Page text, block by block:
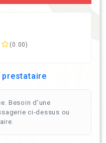
(0.00)
prestataire
Besoin d'une
ci-dessus ou